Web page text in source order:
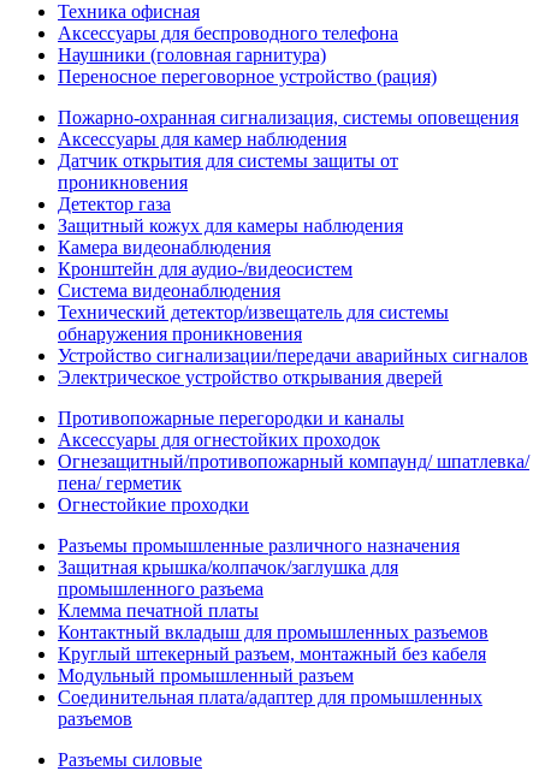
Техника офисная
Аксессуары для беспроводного телефона
Наушники (головная гарнитура)
Переносное переговорное устройство (рация)
Пожарно-охранная сигнализация, системы оповещения
Аксессуары для камер наблюдения
Датчик открытия для системы защиты от
проникновения
Детектор газа
Защитный кожух для камеры наблюдения
Камера видеонаблюдения
Кронштейн для аудио-/видеосистем
Система видеонаблюдения
Технический детектор/извещатель для системы
обнаружения проникновения
Устройство сигнализации/передачи аварийных сигналов
Электрическое устройство открывания дверей
Противопожарные перегородки и каналы
Аксессуары для огнестойких проходок
Огнезащитный/противопожарный компаунд/ шпатлевка/
пена/ герметик
Огнестойкие проходки
Разъемы промышленные различного назначения
Защитная крышка/колпачок/заглушка для
промышленного разъема
Клемма печатной платы
Контактный вкладыш для промышленных разъемов
Круглый штекерный разъем, монтажный без кабеля
Модульный промышленный разъем
Соединительная плата/адаптер для промышленных
разъемов
Разъемы силовые